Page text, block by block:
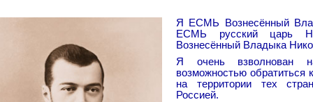
Я ЕСМЬ Вознесённый
ЕСМЬ русский царь
Вознесённый Владыка
Я очень взволнован
возможностью обратиться
на территории тех
Россией.